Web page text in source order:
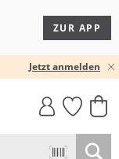
ZUR APP
Jetzt anmelden
MUST-HAVE